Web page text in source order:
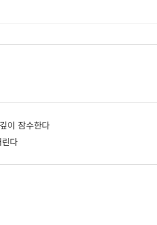
이 잠수한다
다